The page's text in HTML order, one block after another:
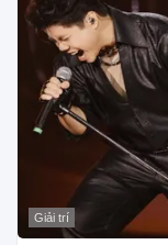
Giải trí